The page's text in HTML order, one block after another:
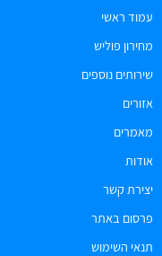
עמוד ראשי
מחירון פוליש
שירותים נוספים
אזורים
מאמרים
אודות
יצירת קשר
פרסום באתר
תנאי השימוש